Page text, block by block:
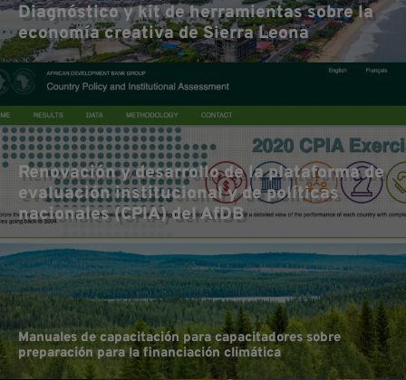
Diagnóstico y kit de herramientas sobre la
economía creativa de Sierra Leona
Renovación y desarrollo de la plataforma de
evaluación institucional y de políticas
nacionales (CPIA) del AfDB
Manuales de capacitación para capacitadores sobre
preparación para la financiación climática